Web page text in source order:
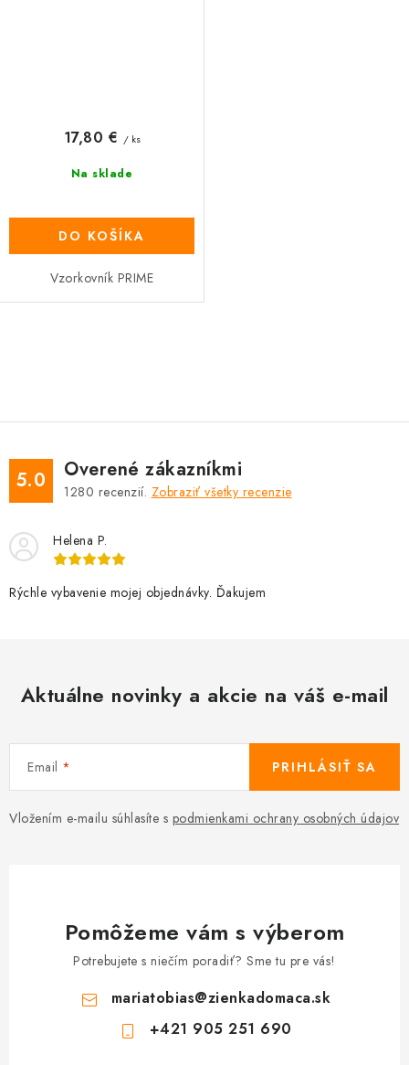
Na sklade
17,80 € / ks
DO KOŠÍKA
Vzorkovník PRIME
á
d
a
c
e
r
p
s
u
5.0 Overené zákazníkmi
1280 recenzií. Zobraziť všetky recenzie
Helena P.
Rýchle vybavenie mojej objednávky. Ďakujem
Aktuálne novinky a akcie na váš e-mail
Email
Vložením e-mailu súhlasíte s podmienkami ochrany osobných údajov
PRIHLÁSIŤ SA
Pomôžeme vám s výberom
Potrebujete s niečím poradiť? Sme tu pre vás!
mariatobias@zienkadomaca.sk
+421 905 251 690